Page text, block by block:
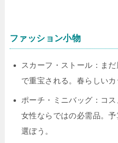
ファッション小物
スカーフ・ストール：ま
で重宝される。春らしい
ポーチ・ミニバッグ：コ
女性ならではの必需品。
選ぼう。